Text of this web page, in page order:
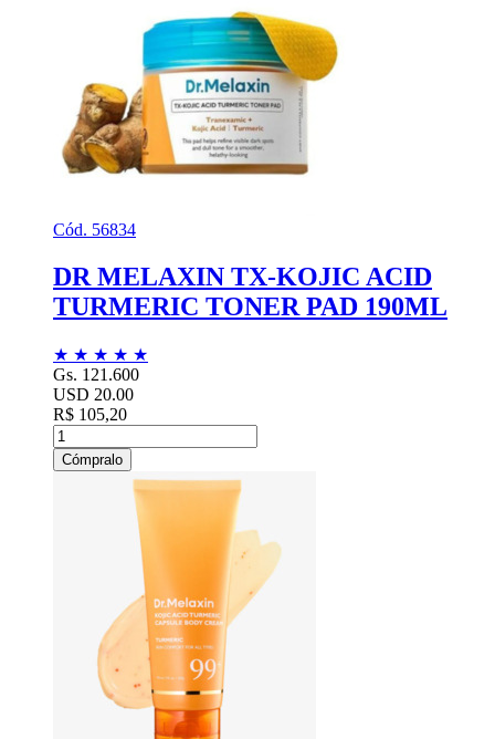
Cód. 56834
DR MELAXIN TX-KOJIC ACID
TURMERIC TONER PAD 190ML
★ ★ ★ ★ ★
Gs. 121.600
USD 20.00
R$ 105,20
Cómpralo